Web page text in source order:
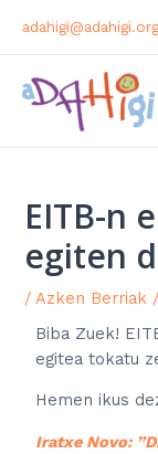
adahigi@adahigi.org
EITB-n
egiten
/Azken Berriak
Biba Zuek!
egitea tokatu
Hemen ikus
Iratxe Novo: